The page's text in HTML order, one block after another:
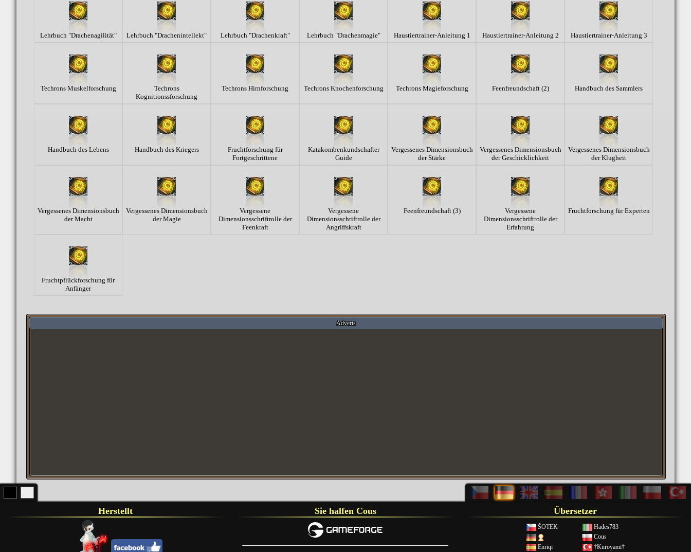
Lehrbuch "Drachenagilität" Lehrbuch "Drachenintellekt" Lehrbuch "Drachenkraft" Lehrbuch "Drachenmagie" Haustiertrainer-Anleitung 1 Haustiertrainer-Anleitung 2 Haustiertrainer-Anleitung 3
Techrons Muskelforschung
Techrons
Kognitionssforschung
Techrons Hirnforschung Techrons Knochenforschung Techrons Magieforschung Feenfreundschaft (2) Handbuch des Sammlers
Handbuch des Lebens Handbuch des Kriegers
Fruchtforschung für
Fortgeschrittene
Katakombenkundschafter
Guide
Vergessenes Dimensionsbuch
der Stärke
Vergessenes Dimensionsbuch
der Geschicklichkeit
Vergessenes Dimensionsbuch
der Klugheit
Vergessenes Dimensionsbuch
der Macht
Vergessenes Dimensionsbuch
der Magie
Vergessene
Dimensionsschriftrolle der
Feenkraft
Vergessene
Dimensionsschriftrolle der
Angriffskraft
Feenfreundschaft (3)
Vergessene
Dimensionsschriftrolle der
Erfahrung
Fruchtforschung für Experten
Fruchtpflückforschung für
Anfänger
Adverts
Herstellt Sie halfen Cous Übersetzer
ŠOTEK
Enriqi
Hades783
Cous
†Kuroyami†